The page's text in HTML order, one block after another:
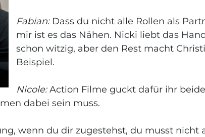
Fabian:Dass du nicht alle Rollen als
mir ist es das Nähen. Nicki liebt das
schon witzig, aber den Rest macht
Beispiel.
Nicole:Action Filme guckt dafür ihr
dabei sein muss.
wenn du dir zugestehst, du musst nicht